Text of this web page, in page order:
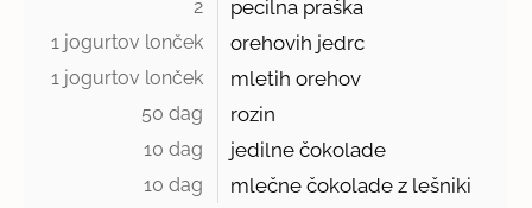
2 pecilna praška
1 jogurtov lonček orehovih jedrc
1 jogurtov lonček mletih orehov
50 dag rozin
10 dag jedilne čokolade
10 dag mlečne čokolade z lešniki